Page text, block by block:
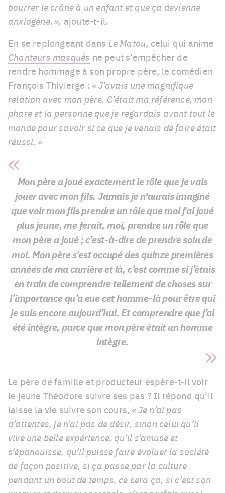
bourrer le crâne à un enfant et que ça devienne
anxiogène. », ajoute-t-il.
En se replongeant dans Le Matou, celui qui anime
Chanteurs masqués ne peut s’empêcher de
rendre hommage à son propre père, le comédien
François Thivierge :« J’avais une magnifique
relation avec mon père. C’était ma référence, mon
phare et la personne que je regardais avant tout le
monde pour savoir si ce que je venais de faire était
réussi. »
Mon père a joué exactement le rôle que je vais
jouer avec mon fils. Jamais je n'aurais imaginé
que voir mon fils prendre un rôle que moi j’ai joué
plus jeune, me ferait, moi, prendre un rôle que
mon père a joué ; c’est-à-dire de prendre soin de
moi. Mon père s’est occupé des quinze premières
années de ma carrière et là, c’est comme si j’étais
en train de comprendre tellement de choses sur
l’importance qu’a eue cet homme-là pour être qui
je suis encore aujourd’hui. Et comprendre que j’ai
été intègre, parce que mon père était un homme
intègre.
Le père de famille et producteur espère-t-il voir
le jeune Théodore suivre ses pas ? Il répond qu’il
laisse la vie suivre son cours, « Je n’ai pas
d’attentes, je n’ai pas de désir, sinon celui qu’il
vive une belle expérience, qu’il s’amuse et
s’épanouisse, qu’il puisse faire évoluer la société
de façon positive, si ça passe par la culture
pendant un bout de temps, ce sera ça, si c’est son